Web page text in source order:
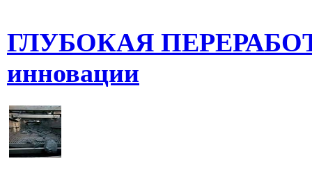
ГЛУБОКАЯ
инновации